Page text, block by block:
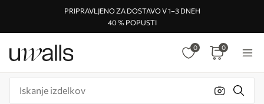
PRIPRAVLJENO ZA DOSTAVO V 1–3 DNEH
40 % POPUSTI
0 0